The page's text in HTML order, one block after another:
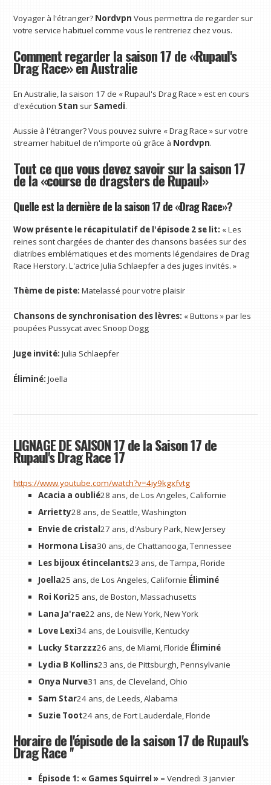
Voyager à l'étranger? Nordvpn Vous permettra de regarder sur
votre service habituel comme vous le rentreriez chez vous.
Comment regarder la saison 17 de «Rupaul's
Drag Race» en Australie
En Australie, la saison 17 de « Rupaul's Drag Race » est en cours
d'exécution Stan sur Samedi.
Aussie à l'étranger? Vous pouvez suivre « Drag Race » sur votre
streamer habituel de n'importe où grâce à Nordvpn.
Tout ce que vous devez savoir sur la saison 17
de la «course de dragsters de Rupaul»
Quelle est la dernière de la saison 17 de «Drag Race»?
Wow présente le récapitulatif de l'épisode 2 se lit: « Les
reines sont chargées de chanter des chansons basées sur des
diatribes emblématiques et des moments légendaires de Drag
Race Herstory. L'actrice Julia Schlaepfer a des juges invités. »
Thème de piste:Matelassé pour votre plaisir
Chansons de synchronisation des lèvres: « Buttons » par les
poupées Pussycat avec Snoop Dogg
Juge invité:Julia Schlaepfer
Éliminé:Joella
LIGNAGE DE SAISON 17 de la Saison 17 de
Rupaul's Drag Race 17
https://www.youtube.com/watch?v=4iy9kgxfvtg
Acacia a oublié28 ans, de Los Angeles, Californie
Arrietty28 ans, de Seattle, Washington
Envie de cristal27 ans, d'Asbury Park, New Jersey
Hormona Lisa30 ans, de Chattanooga, Tennessee
Les bijoux étincelants23 ans, de Tampa, Floride
Joella25 ans, de Los Angeles, Californie Éliminé
Roi Kori25 ans, de Boston, Massachusetts
Lana Ja'rae22 ans, de New York, New York
Love Lexi34 ans, de Louisville, Kentucky
Lucky Starzzz26 ans, de Miami, Floride Éliminé
Lydia B Kollins23 ans, de Pittsburgh, Pennsylvanie
Onya Nurve31 ans, de Cleveland, Ohio
Sam Star24 ans, de Leeds, Alabama
Suzie Toot24 ans, de Fort Lauderdale, Floride
Horaire de l'épisode de la saison 17 de Rupaul's
Drag Race ''
Épisode 1: « Games Squirrel » – Vendredi 3 janvier